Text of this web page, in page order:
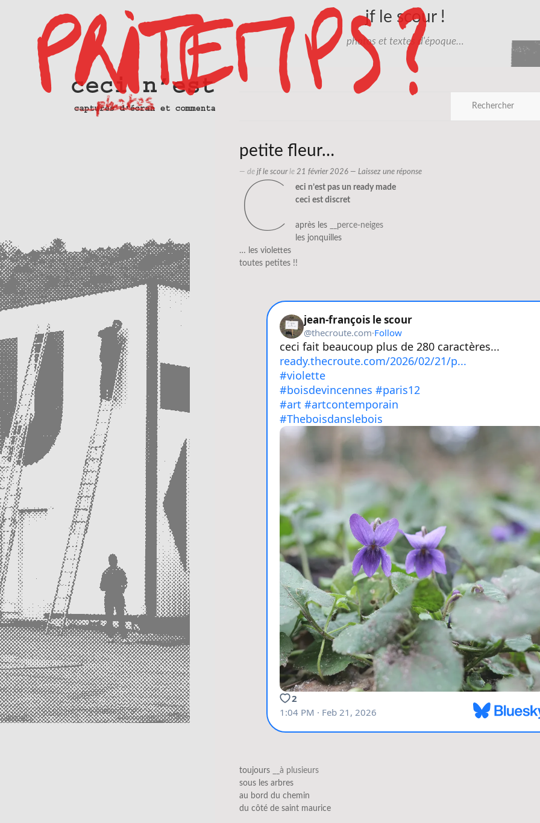
jf le scour !
photos et textes d'époque…
petite fleur…
— de jf le scourle 21 février 2026 — Laissez une réponse
c
eci n’est pas un ready made
ceci est discret
après les
__perce-neiges
les jonquilles
… les violettes
toutes petites !!
toujours
__à plusieurs
sous les arbres
au bord du chemin
du côté de saint maurice